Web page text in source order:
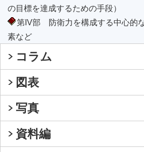
の目標を達成するための手段）
第IV部 防衛力を構成する中心的
素など
コラム
図表
写真
資料編